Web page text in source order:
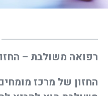
רפואה משולבת –
החזון של מרכז